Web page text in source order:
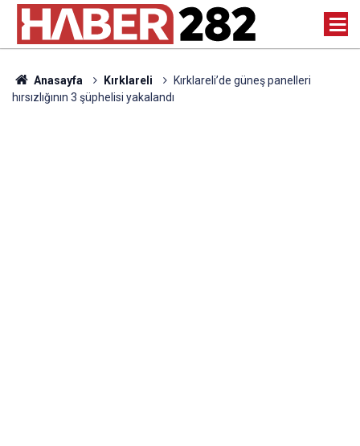
Anasayfa Kırklareli
Kırklareli’de güneş panelleri
hırsızlığının 3 şüphelisi yakalandı